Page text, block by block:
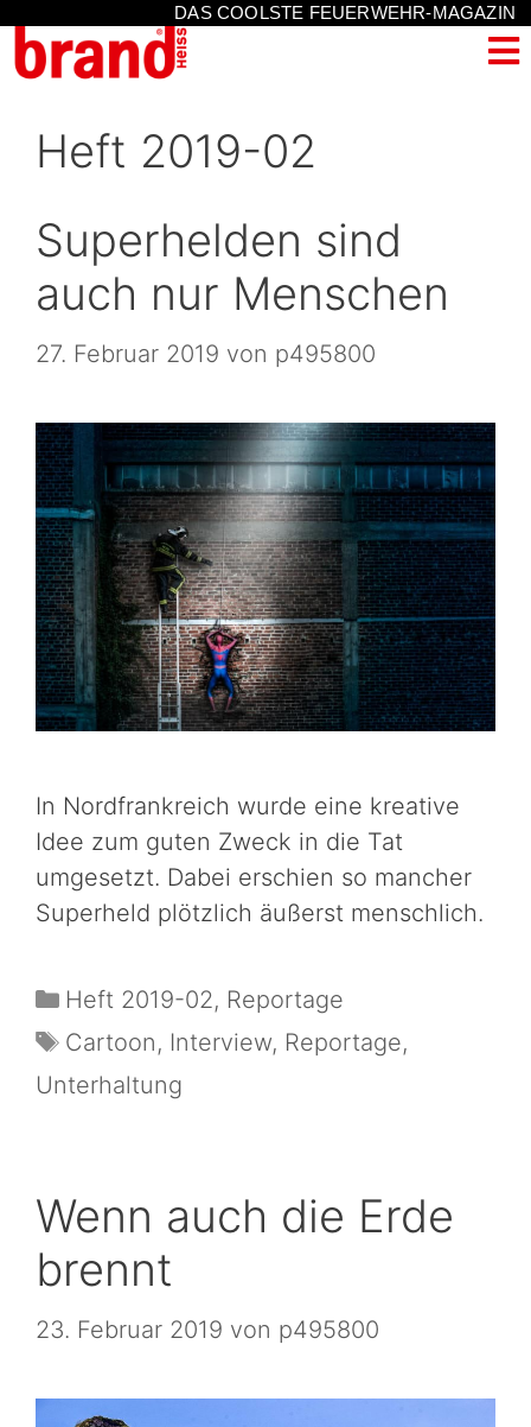
DAS COOLSTE FEUERWEHR-MAGAZIN
Heft 2019-02
Superhelden sind
auch nur Menschen
27. Februar 2019 von p495800
In Nordfrankreich wurde eine kreative
Idee zum guten Zweck in die Tat
umgesetzt. Dabei erschien so mancher
Superheld plötzlich äußerst menschlich.
Heft 2019-02, Reportage
Cartoon, Interview, Reportage,
Unterhaltung
Wenn auch die Erde
brennt
23. Februar 2019 von p495800